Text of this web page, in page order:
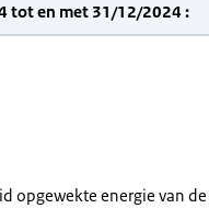
tot en met 31/12/2024 :
opgewekte energie van